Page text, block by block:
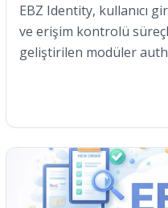
EBZ Identity, kullanıcı
ve erişim kontrolü
geliştirilen modüler